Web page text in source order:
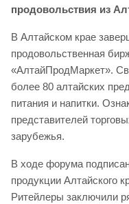
продовольствия из
В Алтайском крае
продовольственная
«АлтайПродМаркет».
более 80 алтайских
питания и напитки.
представителей
зарубежья.
В ходе форума
продукции Алтайского
Ритейлеры заключили